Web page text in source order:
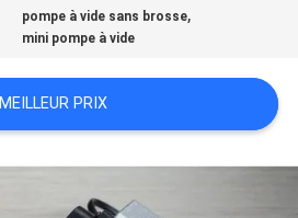
pompe à vide sans brosse,
mini pompe à vide
MEILLEUR PRIX